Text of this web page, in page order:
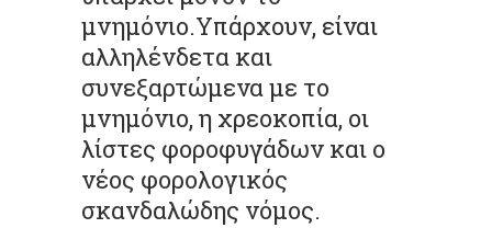
μνημόνιο.Υπάρχουν, είναι
αλληλένδετα και
συνεξαρτώμενα με το
μνημόνιο, η χρεοκοπία, οι
λίστες φοροφυγάδων και ο
νέος φορολογικός
σκανδαλώδης νόμος.